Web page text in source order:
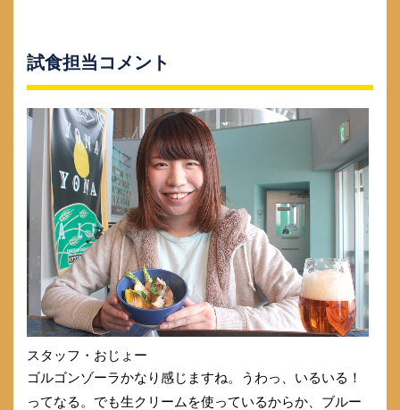
試食担当コメント
スタッフ・おじょー
ゴルゴンゾーラかなり感じますね。うわっ、いるいる！
ってなる。でも生クリームを使っているからか、ブルー